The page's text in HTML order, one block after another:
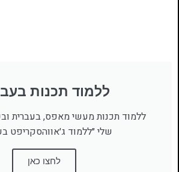
ללמוד תכנות
ללמוד תכנות מעשי מאפס, בעברית
שלי ״ללמוד ג׳אווהסקריפט
לחצו כאן